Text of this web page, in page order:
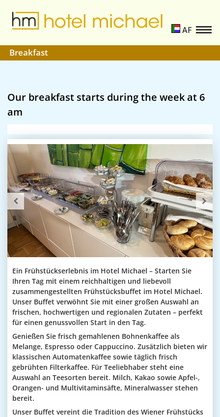
AF
Breakfast
Our breakfast starts during the week at 6
am
Ein Frühstückserlebnis im Hotel Michael – Starten Sie
Ihren Tag mit einem reichhaltigen und liebevoll
zusammengestellten Frühstücksbuffet im Hotel Michael.
Unser Buffet verwöhnt Sie mit einer großen Auswahl an
frischen, hochwertigen und regionalen Zutaten – perfekt
für einen genussvollen Start in den Tag.
Genießen Sie frisch gemahlenen Bohnenkaffee als
Melange, Espresso oder Cappuccino. Zusätzlich bieten wir
klassischen Automatenkaffee sowie täglich frisch
gebrühten Filterkaffee. Für Teeliebhaber steht eine
Auswahl an Teesorten bereit. Milch, Kakao sowie Apfel-,
Orangen- und Multivitaminsäfte, Mineralwasser stehen
bereit.
Unser Buffet vereint die Tradition des Wiener Frühstücks